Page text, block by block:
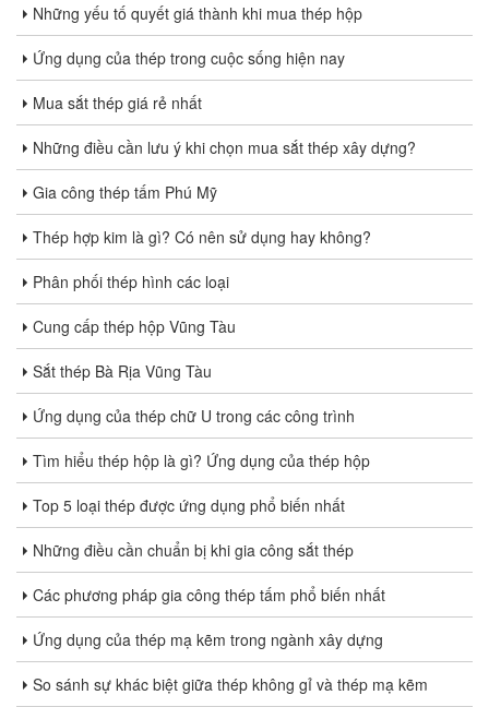
Những yếu tố quyết giá thành khi mua thép hộp
Ứng dụng của thép trong cuộc sống hiện nay
Mua sắt thép giá rẻ nhất
Những điều cần lưu ý khi chọn mua sắt thép xây dựng?
Gia công thép tấm Phú Mỹ
Thép hợp kim là gì? Có nên sử dụng hay không?
Phân phối thép hình các loại
Cung cấp thép hộp Vũng Tàu
Sắt thép Bà Rịa Vũng Tàu
Ứng dụng của thép chữ U trong các công trình
Tìm hiểu thép hộp là gì? Ứng dụng của thép hộp
Top 5 loại thép được ứng dụng phổ biến nhất
Những điều cần chuẩn bị khi gia công sắt thép
Các phương pháp gia công thép tấm phổ biến nhất
Ứng dụng của thép mạ kẽm trong ngành xây dựng
So sánh sự khác biệt giữa thép không gỉ và thép mạ kẽm